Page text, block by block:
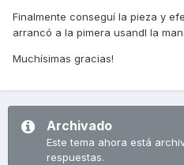
Finalmente conseguí la pieza y
arrancó a la pimera usandl la
Muchísimas gracias!
Archivado
Este tema ahora está
respuestas.